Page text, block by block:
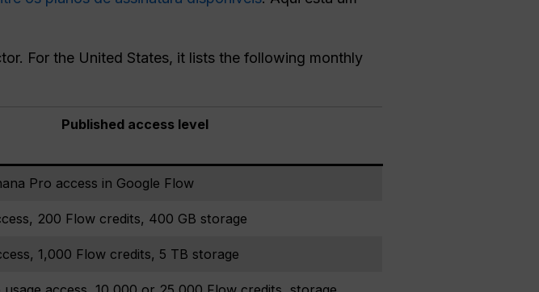
For the United States, it lists the following monthly
Published access level
Pro access in Google Flow
200 Flow credits, 400 GB storage
1,000 Flow credits, 5 TB storage